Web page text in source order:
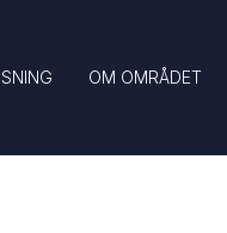
OM OMRÅDET